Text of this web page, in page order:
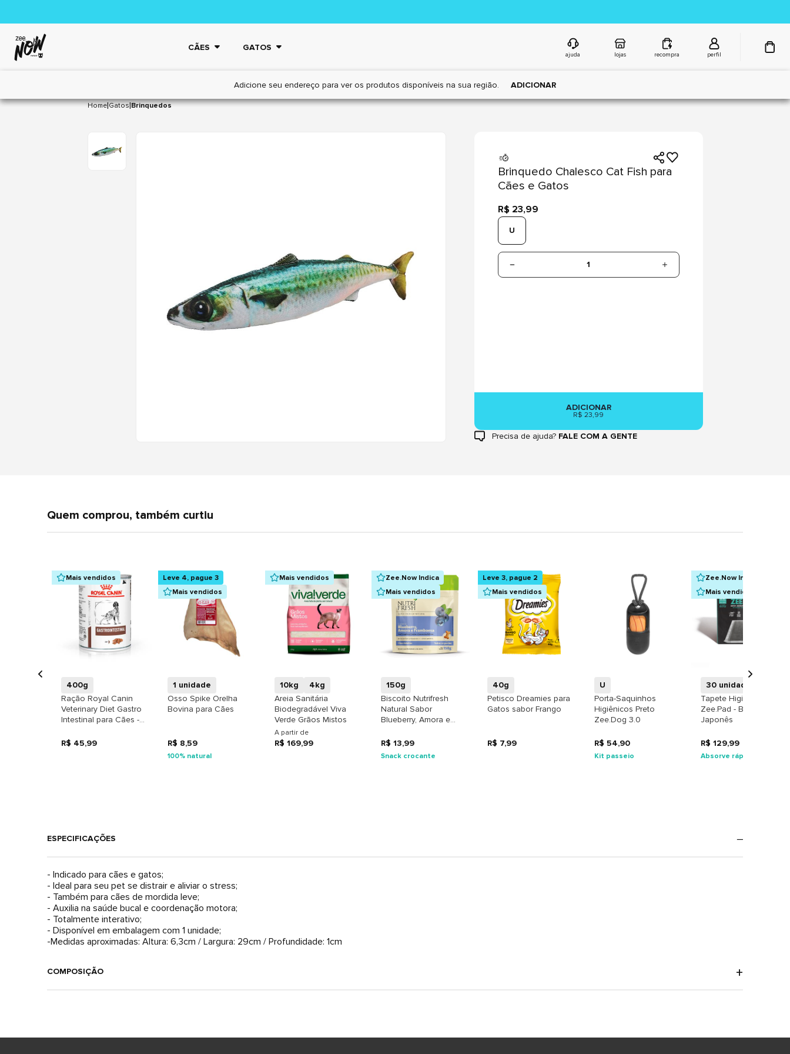
CÃES GATOS
ajuda lojas recompra perfil
Adicione seu endereço para ver os produtos disponíveis na sua região. ADICIONAR
Home|Gatos|Brinquedos
Brinquedo Chalesco Cat Fish para
Cães e Gatos
R$ 23,99
U
1
ADICIONAR
R$ 23,99
Precisa de ajuda? FALE COM A GENTE
Quem comprou, também curtiu
Mais vendidos
400g
Ração Royal Canin
Veterinary Diet Gastro
Intestinal para Cães -
R$ 45,99
Leve 4, pague 3
Mais vendidos
1 unidade
Osso Spike Orelha
Bovina para Cães
R$ 8,59
100% natural
Mais vendidos
+
10kg
4kg
Areia Sanitária
Biodegradável Viva
Verde Grãos Mistos
A partir de
R$ 169,99
Zee.Now Indica
Mais vendidos
+
150g
Biscoito Nutrifresh
Natural Sabor
Blueberry, Amora e
Adultos
R$ 13,99
Snack crocante
Leve 3, pague 2
Mais vendidos
+
40g
Petisco Dreamies para
Gatos sabor Frango
R$ 7,99
U
Porta-Saquinhos
Higiênicos Preto
Zee.Dog 3.0
R$ 54,90
Kit passeio
Zee.Now Indica
Mais vendidos
30 unidades
Tapete Higiênico
Zee.Pad - Bamboo
Japonês
R$ 129,99
Absorve rápido
ESPECIFICAÇÕES
- Indicado para cães e gatos;
- Ideal para seu pet se distrair e aliviar o stress;
- Também para cães de mordida leve;
- Auxilia na saúde bucal e coordenação motora;
- Totalmente interativo;
- Disponível em embalagem com 1 unidade;
-Medidas aproximadas: Altura: 6,3cm / Largura: 29cm / Profundidade: 1cm
COMPOSIÇÃO